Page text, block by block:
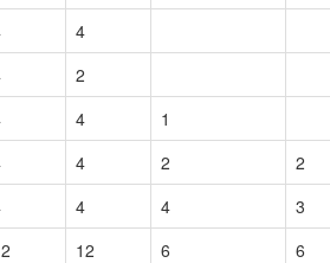
4
2
4 1
4 2 2
4 4
3
12 6 6